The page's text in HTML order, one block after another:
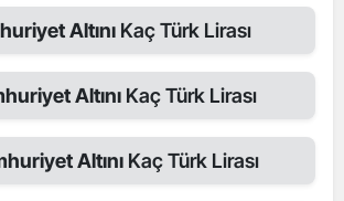
AltınıKaç Türk Lirası
Altını Kaç Türk Lirası
Altını Kaç Türk Lirası